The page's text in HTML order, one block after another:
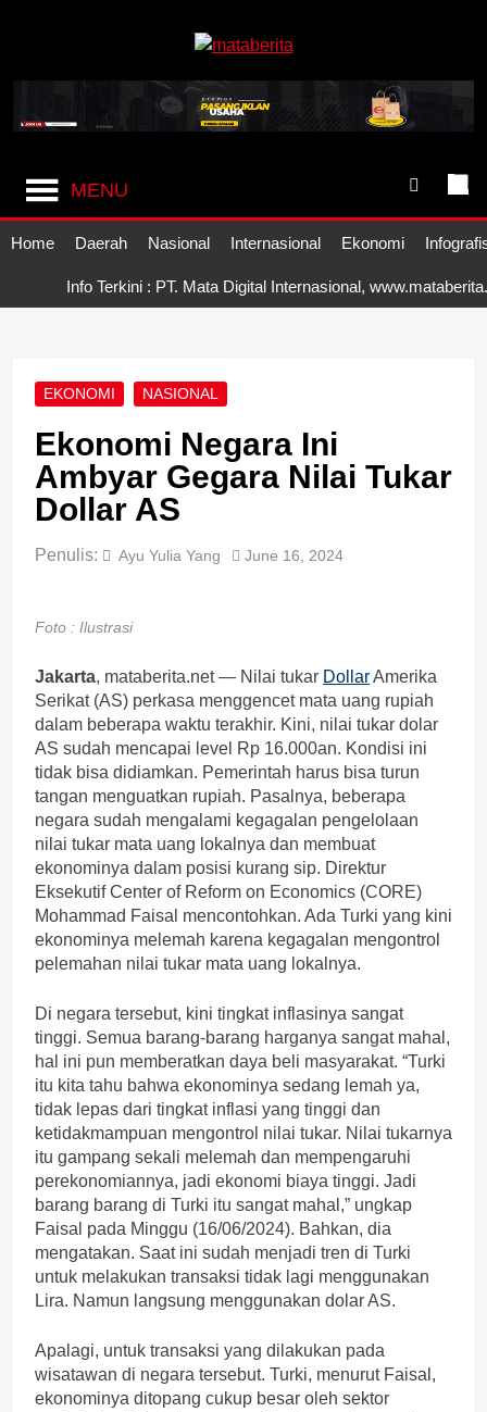
Mataberita
MENU
Home Daerah Nasional Internasional Ekonomi
Info Terkini : PT. Mata Digital Internasional,
EKONOMI NASIONAL
Ekonomi Negara Ini
Ambyar Gegara Nilai Tukar
Dollar AS
Penulis: Ayu Yulia Yang June 16, 2024
Foto : Ilustrasi
Jakarta, mataberita.net — Nilai tukar DollarAmerika
Serikat (AS) perkasa menggencet mata uang rupiah
dalam beberapa waktu terakhir. Kini, nilai tukar dolar
AS sudah mencapai level Rp 16.000an. Kondisi ini
tidak bisa didiamkan. Pemerintah harus bisa turun
tangan menguatkan rupiah. Pasalnya, beberapa
negara sudah mengalami kegagalan pengelolaan
nilai tukar mata uang lokalnya dan membuat
ekonominya dalam posisi kurang sip. Direktur
Eksekutif Center of Reform on Economics (CORE)
Mohammad Faisal mencontohkan. Ada Turki yang kini
ekonominya melemah karena kegagalan mengontrol
pelemahan nilai tukar mata uang lokalnya.
Di negara tersebut, kini tingkat inflasinya sangat
tinggi. Semua barang-barang harganya sangat mahal,
hal ini pun memberatkan daya beli masyarakat. “Turki
itu kita tahu bahwa ekonominya sedang lemah ya,
tidak lepas dari tingkat inflasi yang tinggi dan
ketidakmampuan mengontrol nilai tukar. Nilai tukarnya
itu gampang sekali melemah dan mempengaruhi
perekonomiannya, jadi ekonomi biaya tinggi. Jadi
barang barang di Turki itu sangat mahal,” ungkap
Faisal pada Minggu (16/06/2024). Bahkan, dia
mengatakan. Saat ini sudah menjadi tren di Turki
untuk melakukan transaksi tidak lagi menggunakan
Lira. Namun langsung menggunakan dolar AS.
Apalagi, untuk transaksi yang dilakukan pada
wisatawan di negara tersebut. Turki, menurut Faisal,
ekonominya ditopang cukup besar oleh sektor